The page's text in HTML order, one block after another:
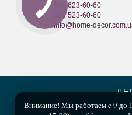
066 623-60-60
063 523-60-60
info@home-
Внимание! Мы работаем c 9 до